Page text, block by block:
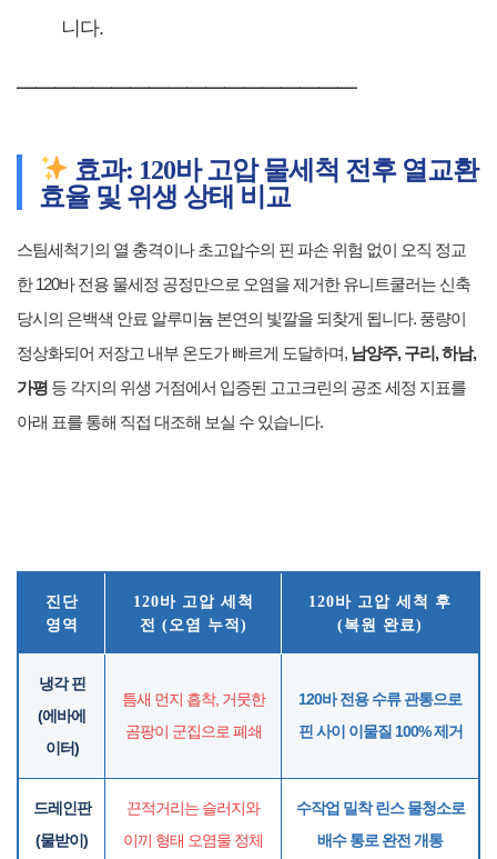
니다.
━━━━━━━━━━━━━━━━━━
효과: 120바 고압 물세척 전후 열교환
효율 및 위생 상태 비교
스팀세척기의 열 충격이나 초고압수의 핀 파손 위험 없이 오직 정교
한 120바 전용 물세정 공정만으로 오염을 제거한 유니트쿨러는 신축
당시의 은백색 안료 알루미늄 본연의 빛깔을 되찾게 됩니다. 풍량이
정상화되어 저장고 내부 온도가 빠르게 도달하며, 남양주, 구리, 하남,
가평 등 각지의 위생 거점에서 입증된 고고크린의 공조 세정 지표를
아래 표를 통해 직접 대조해 보실 수 있습니다.
진단
영역
120바 고압 세척
전 (오염 누적)
120바 고압 세척 후
(복원 완료)
냉각 핀
(에바에
이터)
틈새 먼지 흡착, 거뭇한
곰팡이 군집으로 폐쇄
120바 전용 수류 관통으로
핀 사이 이물질 100% 제거
드레인판
(물받이)
끈적거리는 슬러지와
이끼 형태 오염물 정체
수작업 밀착 린스 물청소로
배수 통로 완전 개통